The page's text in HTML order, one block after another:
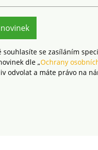
souhlasíte se zasíláním
dle „Ochrany
odvolat a máte právo na